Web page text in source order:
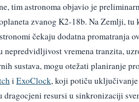
tim astronoma objavio je
zvanog K2-18b. Na Zemlji,
čekaju dodatna promatranja
nepredvidljivost vremena tranzita,
sustava, mogu otežati planiranje
i ExoClock, koji potiču uključivanje
dragocjeni resursi u sinkronizaciji